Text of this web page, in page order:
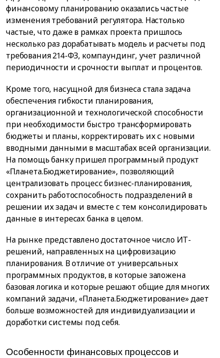
финансовому планированию оказались частые
изменения требований регулятора. Настолько
частые, что даже в рамках проекта пришлось
несколько раз дорабатывать модель и расчеты под
требования 214-ФЗ, компаундинг, учет различной
периодичности и срочности выплат и процентов.
Кроме того, насущной для бизнеса стала задача
обеспечения гибкости планирования,
организационной и технологической способности
при необходимости быстро трансформировать
бюджеты и планы, корректировать их с новыми
вводными данными в масштабах всей организации.
На помощь банку пришел программный продукт
«Планета.Бюджетирование», позволяющий
централизовать процесс бизнес-планирования,
сохранить работоспособность подразделений в
решении их задач и вместе с тем консолидировать
данные в интересах банка в целом.
На рынке представлено достаточное число ИТ-
решений, направленных на цифровизацию
планирования. В отличие от универсальных
программных продуктов, в которые заложена
базовая логика и которые решают общие для многих
компаний задачи, «Планета.Бюджетирование» дает
больше возможностей для индивидуализации и
доработки системы под себя.
Особенности финансовых процессов и